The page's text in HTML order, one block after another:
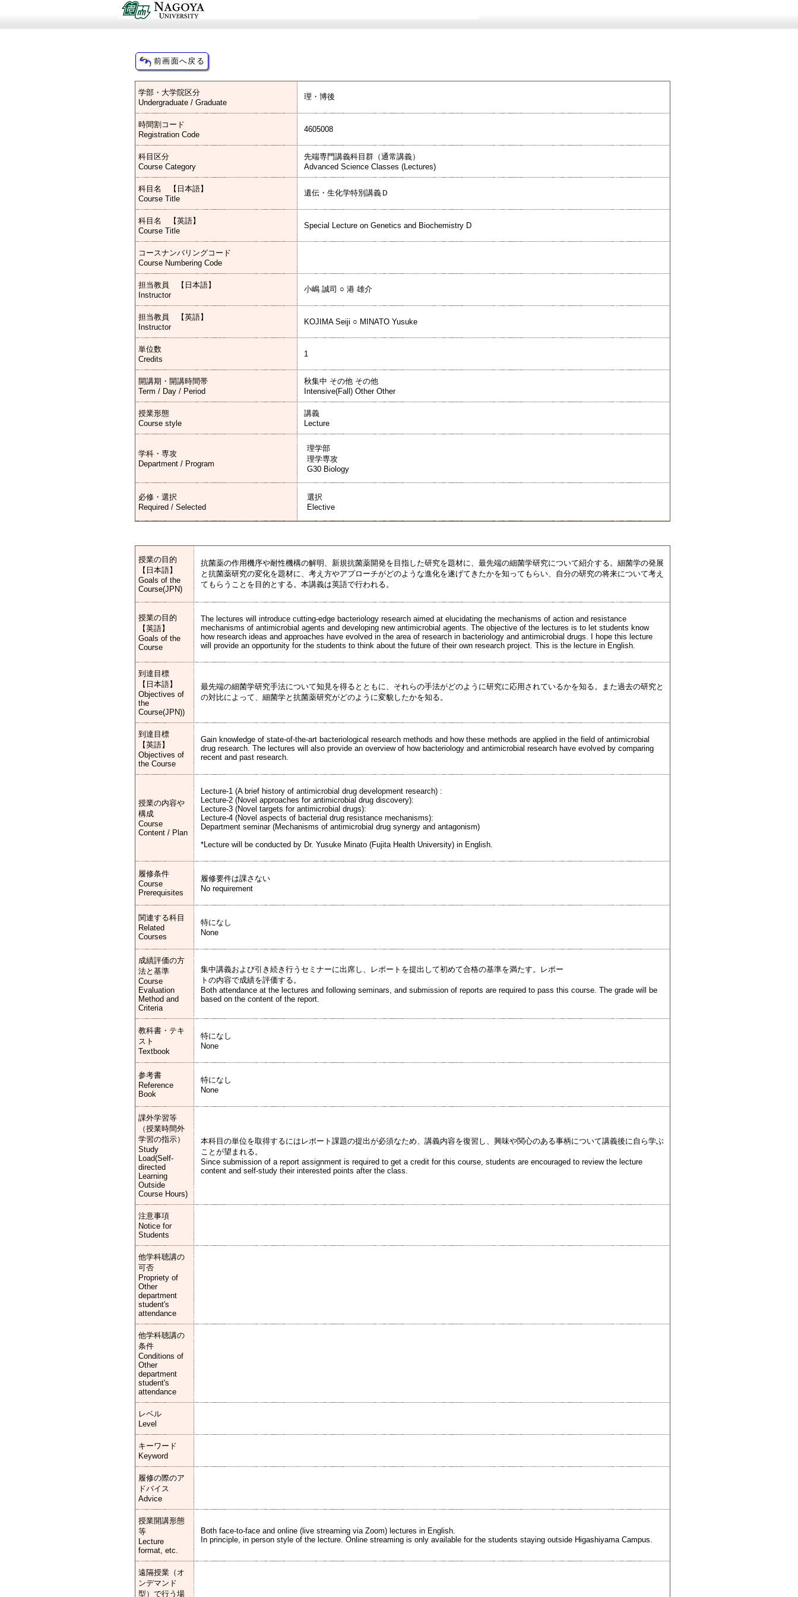
学部・大学院区分
Undergraduate / Graduate
理・博後
時間割コード
Registration Code
4605008
科目区分
Course Category
先端専門講義科目群（通常講義）
Advanced Science Classes (Lectures)
科目名 【日本語】
Course Title
遺伝・生化学特別講義Ｄ
科目名 【英語】
Course Title
Special Lecture on Genetics and Biochemistry D
コースナンバリングコード
Course Numbering Code
担当教員 【日本語】
Instructor
小嶋 誠司 ○ 港 雄介
担当教員 【英語】
Instructor
KOJIMA Seiji ○ MINATO Yusuke
単位数
Credits
1
開講期・開講時間帯
Term / Day / Period
秋集中 その他 その他
Intensive(Fall) Other Other
授業形態
Course style
講義
Lecture
学科・専攻
Department / Program
理学部
理学専攻
G30 Biology
必修・選択
Required / Selected
選択
Elective
授業の目的
【日本語】
Goals of the
Course(JPN)
抗菌薬の作用機序や耐性機構の解明、新規抗菌薬開発を目指した研究を題材に、最先端の細菌学研究について紹介する。細菌学の発展
と抗菌薬研究の変化を題材に、考え方やアプローチがどのような進化を遂げてきたかを知ってもらい、自分の研究の将来について考え
てもらうことを目的とする。本講義は英語で行われる。
授業の目的
【英語】
Goals of the
Course
The lectures will introduce cutting-edge bacteriology research aimed at elucidating the mechanisms of action and resistance
mechanisms of antimicrobial agents and developing new antimicrobial agents. The objective of the lectures is to let students know
how research ideas and approaches have evolved in the area of research in bacteriology and antimicrobial drugs. I hope this lecture
will provide an opportunity for the students to think about the future of their own research project. This is the lecture in English.
到達目標
【日本語】
Objectives of
the
Course(JPN))
最先端の細菌学研究手法について知見を得るとともに、それらの手法がどのように研究に応用されているかを知る。また過去の研究と
の対比によって、細菌学と抗菌薬研究がどのように変貌したかを知る。
到達目標
【英語】
Objectives of
the Course
Gain knowledge of state-of-the-art bacteriological research methods and how these methods are applied in the field of antimicrobial
drug research. The lectures will also provide an overview of how bacteriology and antimicrobial research have evolved by comparing
recent and past research.
授業の内容や
構成
Course
Content / Plan
Lecture-1 (A brief history of antimicrobial drug development research) :
Lecture-2 (Novel approaches for antimicrobial drug discovery):
Lecture-3 (Novel targets for antimicrobial drugs):
Lecture-4 (Novel aspects of bacterial drug resistance mechanisms):
Department seminar (Mechanisms of antimicrobial drug synergy and antagonism)
*Lecture will be conducted by Dr. Yusuke Minato (Fujita Health University) in English.
履修条件
Course
Prerequisites
履修要件は課さない
No requirement
関連する科目
Related
Courses
特になし
None
成績評価の方
法と基準
Course
Evaluation
Method and
Criteria
集中講義および引き続き行うセミナーに出席し、レポートを提出して初めて合格の基準を満たす。レポー
トの内容で成績を評価する。
Both attendance at the lectures and following seminars, and submission of reports are required to pass this course. The grade will be
based on the content of the report.
教科書・テキ
スト
Textbook
特になし
None
参考書
Reference
Book
特になし
None
課外学習等
（授業時間外
学習の指示）
Study
Load(Self-
directed
Learning
Outside
Course Hours)
本科目の単位を取得するにはレポート課題の提出が必須なため、講義内容を復習し、興味や関心のある事柄について講義後に自ら学ぶ
ことが望まれる。
Since submission of a report assignment is required to get a credit for this course, students are encouraged to review the lecture
content and self-study their interested points after the class.
注意事項
Notice for
Students
他学科聴講の
可否
Propriety of
Other
department
student's
attendance
他学科聴講の
条件
Conditions of
Other
department
student's
attendance
レベル
Level
キーワード
Keyword
履修の際のア
ドバイス
Advice
授業開講形態
等
Lecture
format, etc.
Both face-to-face and online (live streaming via Zoom) lectures in English.
In principle, in person style of the lecture. Online streaming is only available for the students staying outside Higashiyama Campus.
遠隔授業（オ
ンデマンド
型）で行う場